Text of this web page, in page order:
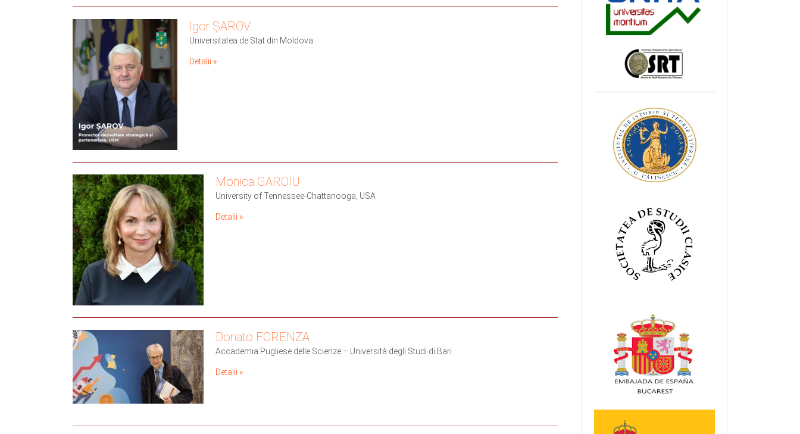
Igor ȘAROV
Universitatea de Stat din Moldova
Detalii »
Monica GAROIU
University of Tennessee-Chattanooga, USA
Detalii »
Donato FORENZA
Accademia Pugliese delle Scienze – Università degli Studi di Bari
Detalii »